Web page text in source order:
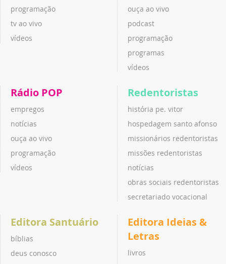
programação
tv ao vivo
vídeos
ouça ao vivo
podcast
programação
programas
vídeos
Rádio POP
empregos
notícias
ouça ao vivo
programação
vídeos
Redentoristas
história pe. vitor
hospedagem santo afonso
missionários redentoristas
missões redentoristas
notícias
obras sociais redentoristas
secretariado vocacional
Editora Santuário
bíblias
deus conosco
Editora Ideias &
Letras
livros